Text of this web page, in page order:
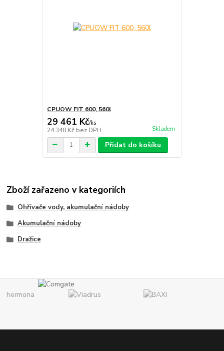
CPUOW FIT 600, 560l
29 461 Kč/ks
24 348 Kč bez DPH Skladem
Přidat do košíku
Zboží zařazeno v kategoriích
Ohřívače vody, akumulační nádoby
Akumulační nádoby
Dražice